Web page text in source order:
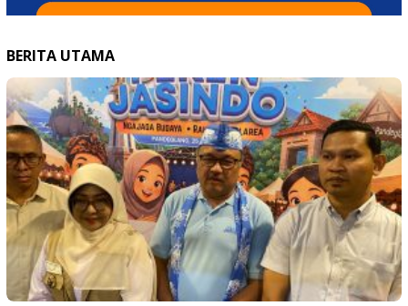
BERITA UTAMA